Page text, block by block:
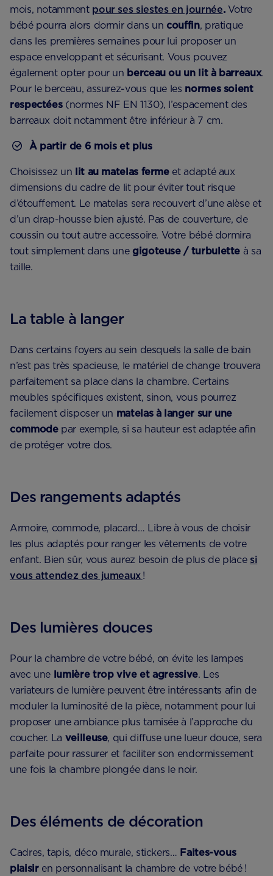
mois, notamment pour ses siestes en journée.Votre
bébé pourra alors dormir dans uncouffin, pratique
dans les premières semaines pour lui proposer un
espace enveloppant et sécurisant. Vous pouvez
également opter pour un berceau ou un lit à barreaux.
Pour le berceau, assurez-vous que les normes soient
respectées (normes NF EN 1130), l’espacement des
barreaux doit notamment être inférieur à 7 cm.
À partir de 6 mois et plus
Choisissez un lit au matelas ferme et adapté aux
dimensions du cadre de lit pour éviter tout risque
d’étouffement. Le matelas sera recouvert d’une alèse et
d’un drap-housse bien ajusté. Pas de couverture, de
coussin ou tout autre accessoire. Votre bébé dormira
tout simplement dans une gigoteuse / turbulette à sa
taille.
La table à langer
Dans certains foyers au sein desquels la salle de bain
n’est pas très spacieuse, le matériel de change trouvera
parfaitement sa place dans la chambre. Certains
meubles spécifiques existent, sinon, vous pourrez
facilement disposer un matelas à langer sur une
commodepar exemple, si sa hauteur est adaptée afin
de protéger votre dos.
Des rangements adaptés
Armoire, commode, placard… Libre à vous de choisir
les plus adaptés pour ranger les vêtements de votre
enfant. Bien sûr, vous aurez besoin de plus de place si
vous attendez des jumeaux !
Des lumières douces
Pour la chambre de votre bébé, on évite les lampes
avec une lumière trop vive et agressive. Les
variateurs de lumière peuvent être intéressants afin de
moduler la luminosité de la pièce, notamment pour lui
proposer une ambiance plus tamisée à l’approche du
coucher. La veilleuse, qui diffuse une lueur douce, sera
parfaite pour rassurer et faciliter son endormissement
une fois la chambre plongée dans le noir.
Des éléments de décoration
Cadres, tapis, déco murale, stickers… Faites-vous
plaisiren personnalisant la chambre de votre bébé !